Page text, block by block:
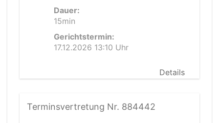
Dauer:
15min
Gerichtstermin:
17.12.2026 13:10 Uhr
Details
Terminsvertretung Nr. 884442